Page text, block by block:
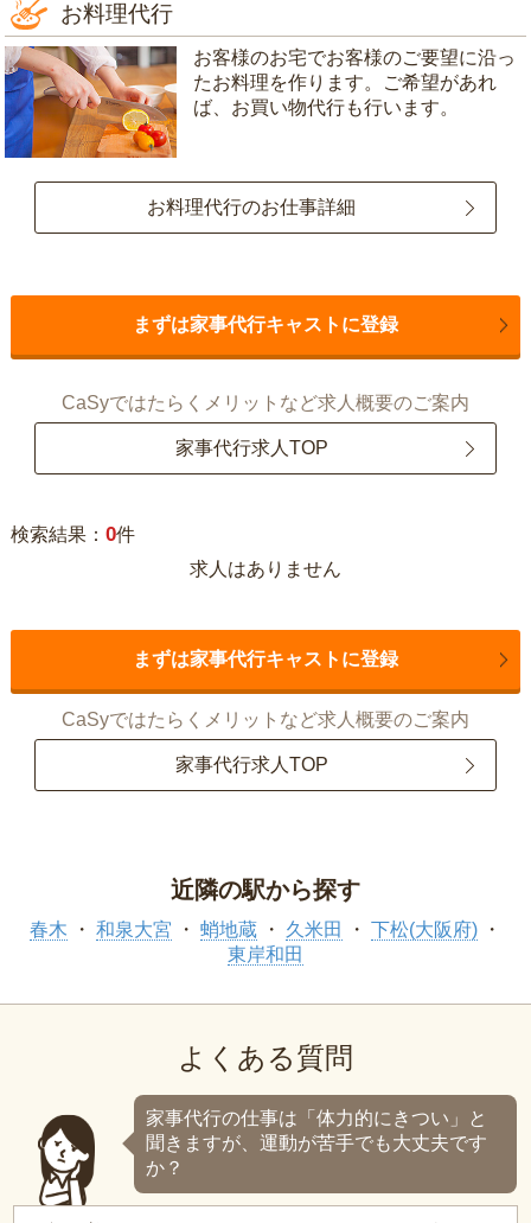
お料理代行
お客様のお宅でお客様のご要望に沿っ
たお料理を作ります。ご希望があれ
ば、お買い物代行も行います。
お料理代行のお仕事詳細
まずは家事代行キャストに登録
CaSyではたらくメリットなど求人概要のご案内
家事代行求人TOP
検索結果： 0件
求人はありません
まずは家事代行キャストに登録
CaSyではたらくメリットなど求人概要のご案内
家事代行求人TOP
近隣の駅から探す
春木 和泉大宮 蛸地蔵 久米田
下松(大阪府)
東岸和田
よくある質問
家事代行の仕事は「体力的にきつい」と
聞きますが、運動が苦手でも大丈夫です
か？